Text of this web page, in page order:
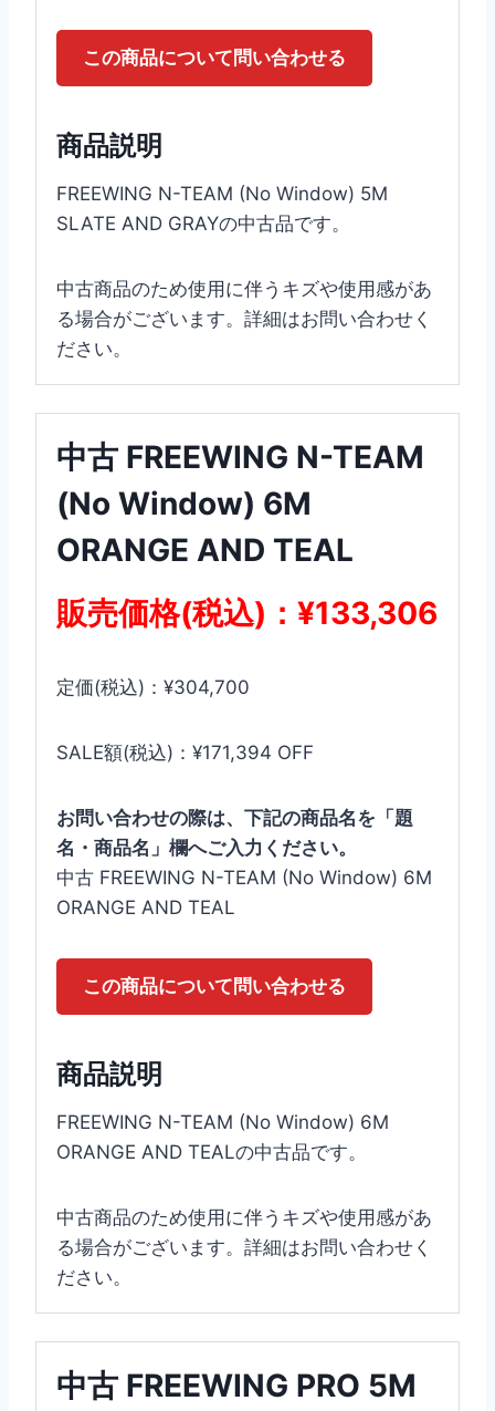
この商品について問い合わせる
商品説明
FREEWING N-TEAM (No Window) 5M
SLATE AND GRAYの中古品です。
中古商品のため使用に伴うキズや使用感があ
る場合がございます。詳細はお問い合わせく
ださい。
中古 FREEWING N-TEAM
(No Window) 6M
ORANGE AND TEAL
販売価格(税込)：¥133,306
定価(税込)：¥304,700
SALE額(税込)：¥171,394 OFF
お問い合わせの際は、下記の商品名を「題
名・商品名」欄へご入力ください。
中古 FREEWING N-TEAM (No Window) 6M
ORANGE AND TEAL
この商品について問い合わせる
商品説明
FREEWING N-TEAM (No Window) 6M
ORANGE AND TEALの中古品です。
中古商品のため使用に伴うキズや使用感があ
る場合がございます。詳細はお問い合わせく
ださい。
中古 FREEWING PRO 5M